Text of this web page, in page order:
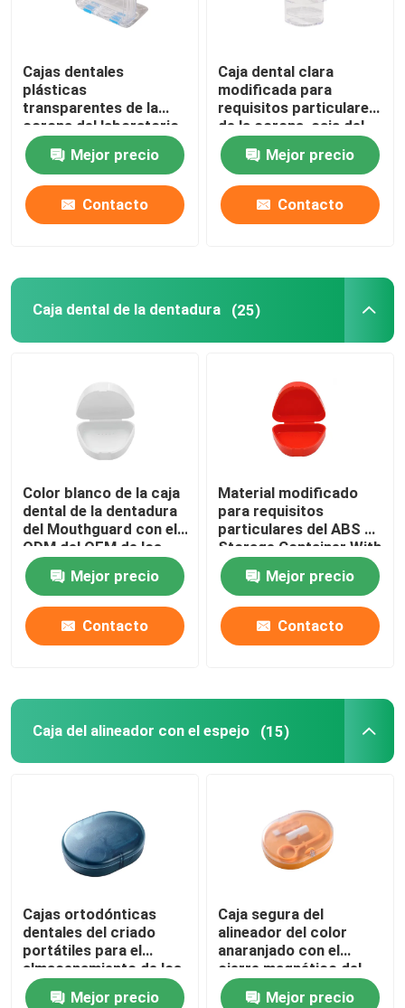
Cajas dentales
plásticas
transparentes de la
corona del laboratorio
con el material de la
película del
picosegundo TPU
Mejor precio
Contacto
Caja dental clara
modificada para
requisitos particulares
de la corona, caja del
criado de los dientes
de 1 pulgada para el
laboratorio dental
Mejor precio
Contacto
Caja dental de la dentadura (25)
Color blanco de la caja
dental de la dentadura
del Mouthguard con el
ODM del OEM de los
agujeros de
respiraderoMejor precio
Contacto
Material modificado
para requisitos
particulares del ABS de
Storage Container With
del guardia de boca de
la dentaduraMejor precio
Contacto
Caja del alineador con el espejo (15)
Cajas ortodónticas
dentales del criado
portátiles para el
almacenamiento de los
apoyos
Mejor precio
Caja segura del
alineador del color
anaranjado con el
cierre magnético del
espejo
Mejor precio